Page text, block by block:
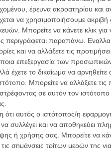
έρευνα ακροατηρίου και
να χρησιμοποιήσουμε
Μπορείτε να κάνετε κλικ για
περιγράφεται παραπάνω.
και να αλλάξετε τις
επεξεργασία των
έχετε το δικαίωμα να
Μπορείτε να αλλάξετε
σε αυτόν τον
αυτός ο ιστότοπος/η
συλλέγει και να αποθηκεύει
ή χρήσης σας. Μπορείτε να
σημάνσεις τρίτων μερών της
οι Καθολικοί και οι Εβραίοι
ξένους που δεν θα γίνονταν
τον ήλιο. Από τότε που
του, κοίταζα τη χώρα και τον
οι γονείς μου - και που
το δικαίωμα της ψήφου και
κόμματος. Ενας Ιρλανδός
ένας Αφροαμερικανός